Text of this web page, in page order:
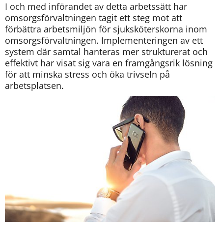
I och med införandet av detta arbetssätt har
omsorgsförvaltningen tagit ett steg mot att
förbättra arbetsmiljön för sjuksköterskorna inom
omsorgsförvaltningen. Implementeringen av ett
system där samtal hanteras mer strukturerat och
effektivt har visat sig vara en framgångsrik lösning
för att minska stress och öka trivseln på
arbetsplatsen.